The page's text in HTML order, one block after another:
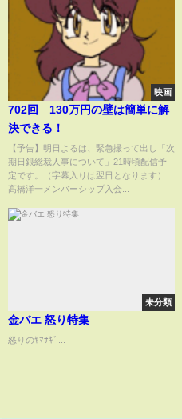
映画
702回 130万円の壁は簡単に解
決できる！
【予告】明日よるは、緊急撮って出し「次
期日銀総裁人事について」21時頃配信予
定です。（字幕入りは翌日となります）
髙橋洋一メンバーシップ入会...
未分類
金バエ 怒り特集
怒りのﾔﾏｻｷﾞ...